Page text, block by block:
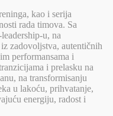
kao i serija
rada timova. Sa
u, na
zadovoljstva, autentičnih
performansama i
i prelasku na
na transformisanju
u lakoću, prihvatanje,
energiju, radost i